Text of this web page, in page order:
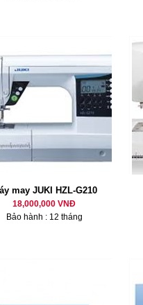
may JUKI HZL-G210
18,000,000 VNĐ
Bảo hành : 12 tháng